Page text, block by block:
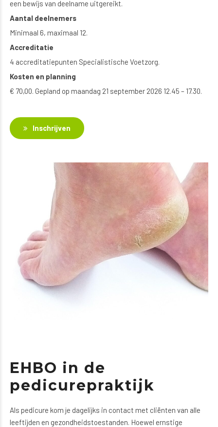
een bewijs van deelname uitgereikt.
Aantal deelnemers
Minimaal 6, maximaal 12.
Accreditatie
4 accreditatiepunten Specialistische Voetzorg.
Kosten en planning
€ 70,00. Gepland op maandag 21 september 2026 12.45 – 17.30.
Inschrijven
EHBO in de
pedicurepraktijk
Als pedicure kom je dagelijks in contact met cliënten van alle
leeftijden en gezondheidstoestanden. Hoewel ernstige